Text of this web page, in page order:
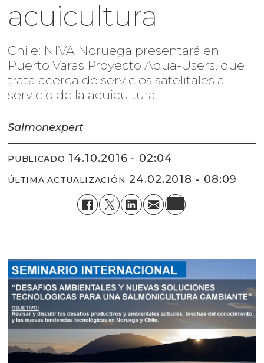
acuicultura
Chile: NIVA Noruega presentará en
Puerto Varas Proyecto Aqua-Users, que
trata acerca de servicios satelitales al
servicio de la acuicultura.
Salmonexpert
PUBLICADO 14.10.2016 - 02:04
ÚLTIMA ACTUALIZACIÓN 24.02.2018 - 08:09